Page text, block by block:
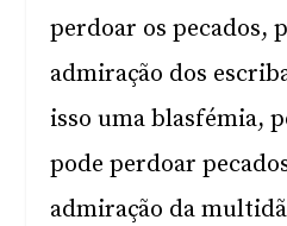
perdoar os pecados,
admiração dos
isso uma blasfémia,
pode perdoar
admiração da